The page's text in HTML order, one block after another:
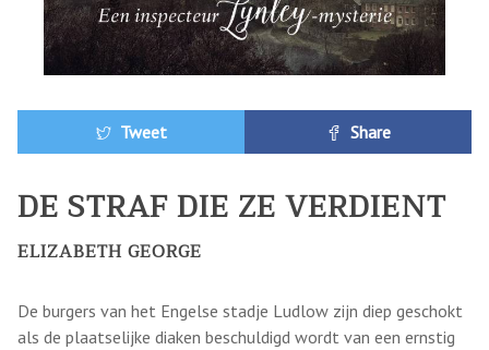
Tweet Share
DE STRAF DIE ZE VERDIENT
ELIZABETH GEORGE
De burgers van het Engelse stadje Ludlow zijn diep geschokt
als de plaatselijke diaken beschuldigd wordt van een ernstig